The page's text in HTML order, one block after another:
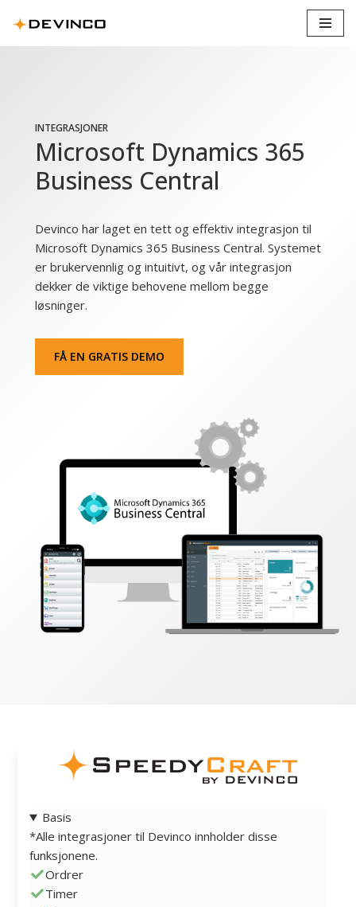
Hopp
INTEGRASJONER
Microsoft Dynamics 365
Business Central
Devinco har laget en tett og effektiv integrasjon til
Microsoft Dynamics 365 Business Central. Systemet
er brukervennlig og intuitivt, og vår integrasjon
dekker de viktige behovene mellom begge
løsninger.
FÅ EN GRATIS DEMO
Basis
*Alle integrasjoner til Devinco innholder disse
funksjonene.
Ordrer
Timer